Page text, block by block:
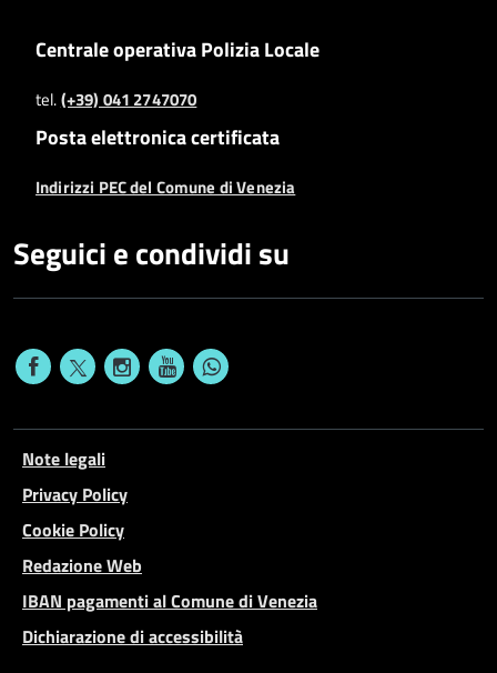
Centrale operativa Polizia Locale
tel.(+39) 041 2747070
Posta elettronica certificata
Indirizzi PEC del Comune di Venezia
Seguici e condividi su
Note legali
Privacy Policy
Cookie Policy
Redazione Web
IBAN pagamenti al Comune di Venezia
Dichiarazione di accessibilità